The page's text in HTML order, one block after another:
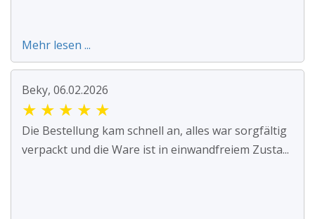
Mehr lesen ...
Beky, 06.02.2026
★ ★ ★ ★ ★
Die Bestellung kam schnell an, alles war sorgfältig
verpackt und die Ware ist in einwandfreiem Zusta...